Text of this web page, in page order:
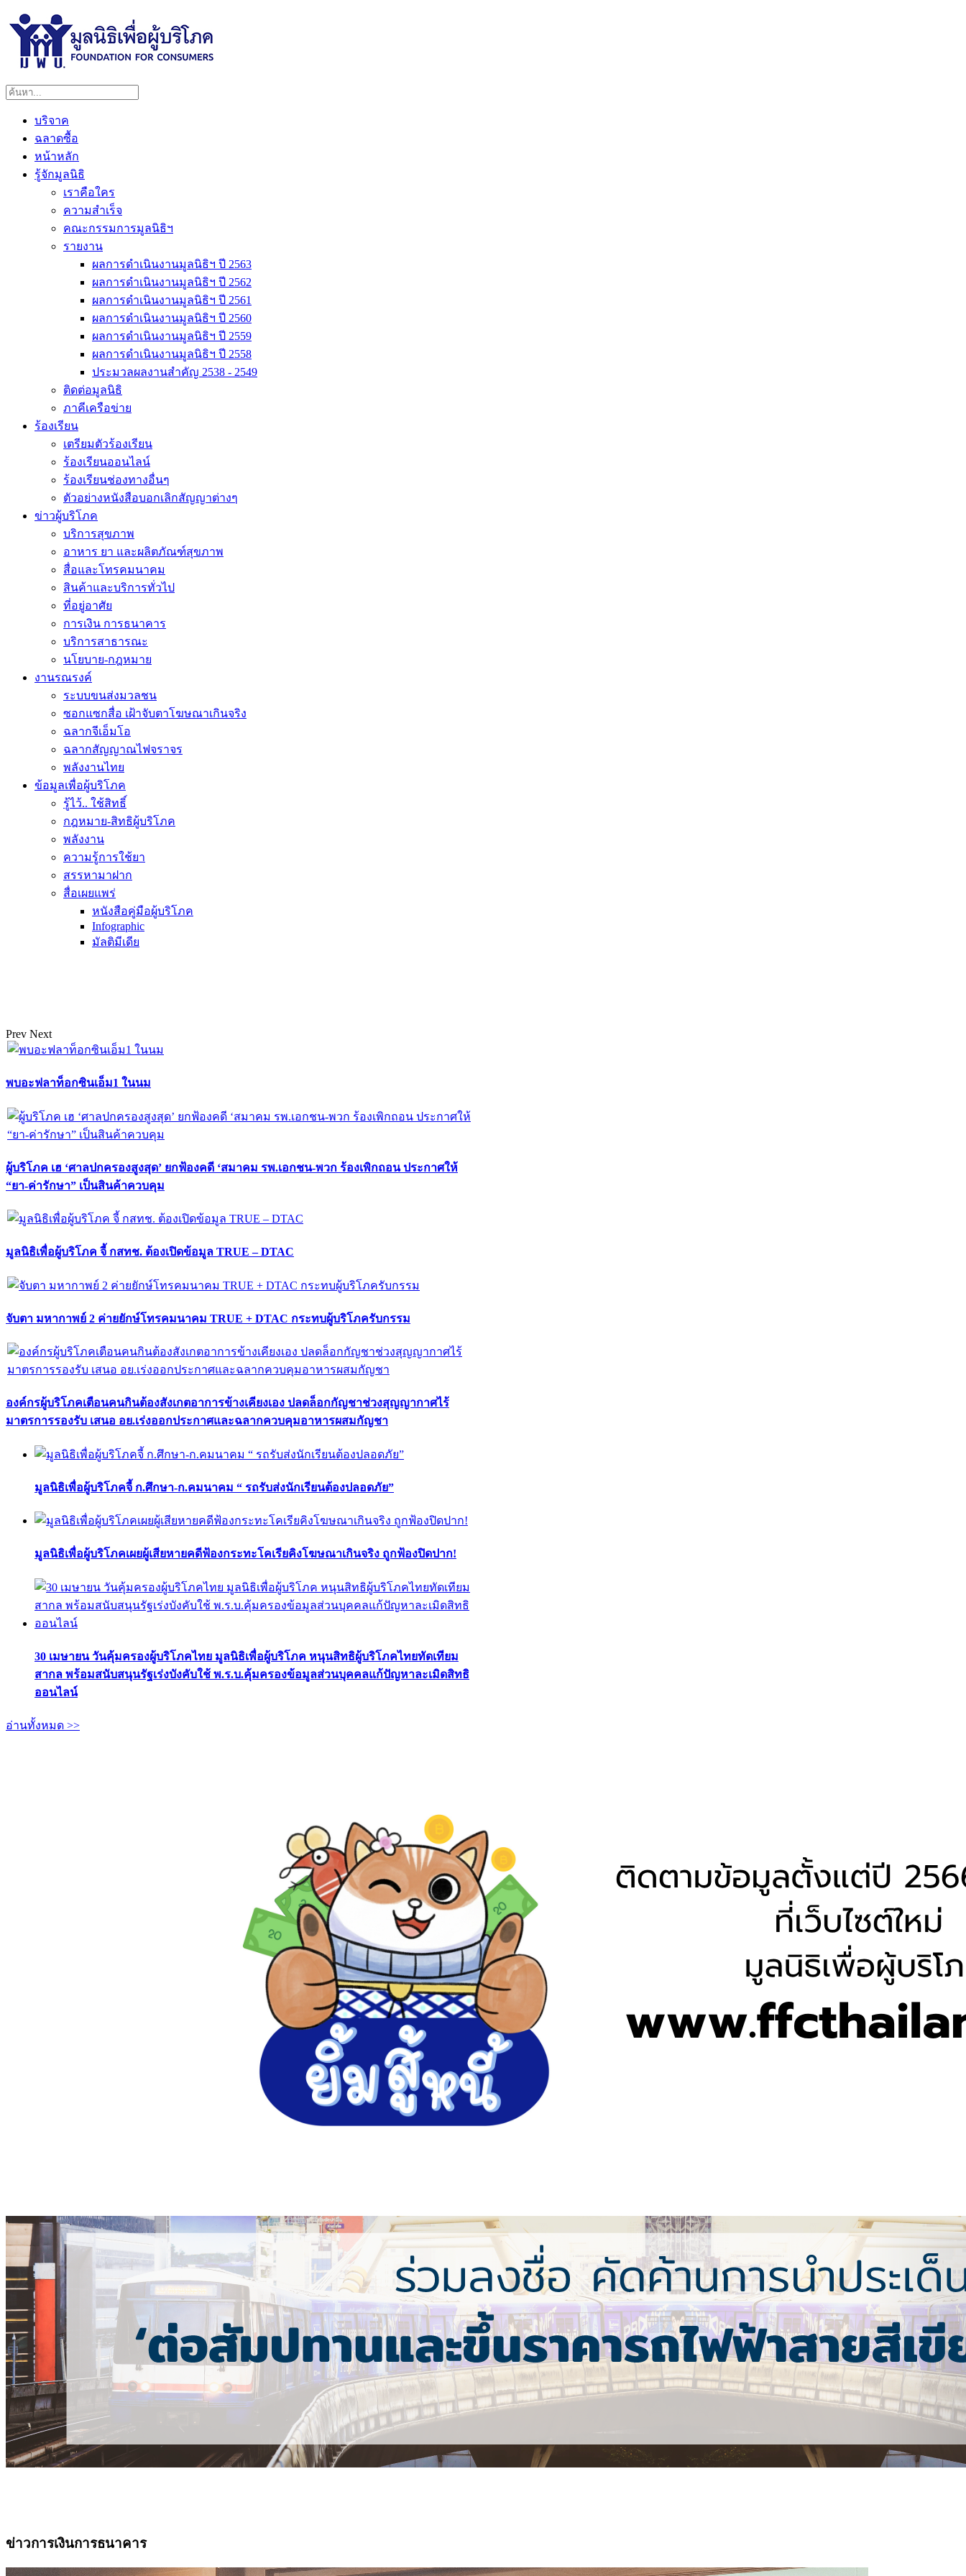
บริจาค
ฉลาดซื้อ
หน้าหลัก
รู้จักมูลนิธิ
เราคือใคร
ความสำเร็จ
คณะกรรมการมูลนิธิฯ
รายงาน
ผลการดำเนินงานมูลนิธิฯ ปี 2563
ผลการดำเนินงานมูลนิธิฯ ปี 2562
ผลการดำเนินงานมูลนิธิฯ ปี 2561
ผลการดำเนินงานมูลนิธิฯ ปี 2560
ผลการดำเนินงานมูลนิธิฯ ปี 2559
ผลการดำเนินงานมูลนิธิฯ ปี 2558
ประมวลผลงานสำคัญ 2538 - 2549
ติดต่อมูลนิธิ
ภาคีเครือข่าย
ร้องเรียน
เตรียมตัวร้องเรียน
ร้องเรียนออนไลน์
ร้องเรียนช่องทางอื่นๆ
ตัวอย่างหนังสือบอกเลิกสัญญาต่างๆ
ข่าวผู้บริโภค
บริการสุขภาพ
อาหาร ยา และผลิตภัณฑ์สุขภาพ
สื่อและโทรคมนาคม
สินค้าและบริการทั่วไป
ที่อยู่อาศัย
การเงิน การธนาคาร
บริการสาธารณะ
นโยบาย-กฎหมาย
งานรณรงค์
ระบบขนส่งมวลชน
ซอกแซกสื่อ เฝ้าจับตาโฆษณาเกินจริง
ฉลากจีเอ็มโอ
ฉลากสัญญาณไฟจราจร
พลังงานไทย
ข้อมูลเพื่อผู้บริโภค
รู้ไว้.. ใช้สิทธิ์
กฎหมาย-สิทธิผู้บริโภค
พลังงาน
ความรู้การใช้ยา
สรรหามาฝาก
สื่อเผยแพร่
หนังสือคู่มือผู้บริโภค
Infographic
มัลติมีเดีย
Prev Next
พบอะฟลาท็อกซินเอ็ม1 ในนม
ผู้บริโภค เฮ ‘ศาลปกครองสูงสุด’ ยกฟ้องคดี ‘สมาคม รพ.เอกชน-พวก ร้องเพิกถอน ประกาศให้
“ยา-ค่ารักษา” เป็นสินค้าควบคุม
มูลนิธิเพื่อผู้บริโภค จี้ กสทช. ต้องเปิดข้อมูล TRUE – DTAC
จับตา มหากาพย์ 2 ค่ายยักษ์โทรคมนาคม TRUE + DTAC กระทบผู้บริโภครับกรรม
องค์กรผู้บริโภคเตือนคนกินต้องสังเกตอาการข้างเคียงเอง ปลดล็อกกัญชาช่วงสุญญากาศไร้
มาตรการรองรับ เสนอ อย.เร่งออกประกาศและฉลากควบคุมอาหารผสมกัญชา
มูลนิธิเพื่อผู้บริโภคจี้ ก.ศึกษา-ก.คมนาคม “ รถรับส่งนักเรียนต้องปลอดภัย”
มูลนิธิเพื่อผู้บริโภคเผยผู้เสียหายคดีฟ้องกระทะโคเรียคิงโฆษณาเกินจริง ถูกฟ้องปิดปาก!
30 เมษายน วันคุ้มครองผู้บริโภคไทย มูลนิธิเพื่อผู้บริโภค หนุนสิทธิผู้บริโภคไทยทัดเทียม
สากล พร้อมสนับสนุนรัฐเร่งบังคับใช้ พ.ร.บ.คุ้มครองข้อมูลส่วนบุคคลแก้ปัญหาละเมิดสิทธิ
ออนไลน์
อ่านทั้งหมด >>
ข่าวการเงินการธนาคาร